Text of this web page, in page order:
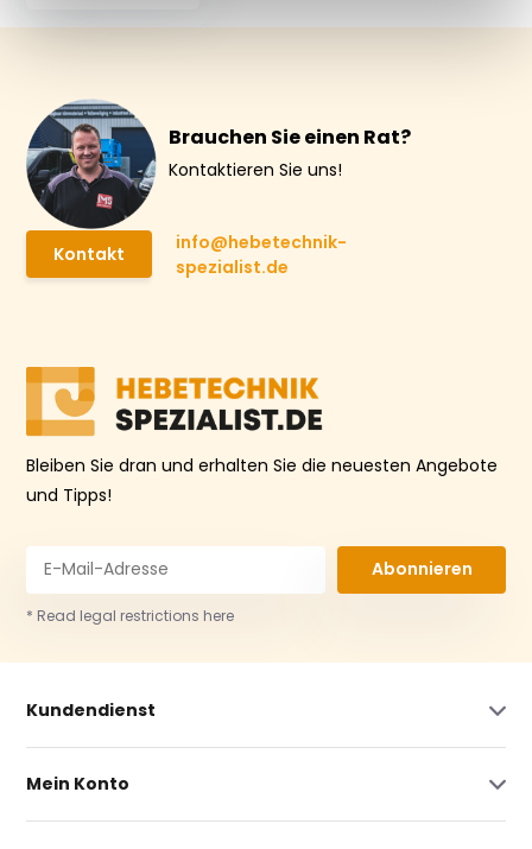
Brauchen Sie einen Rat?
Kontaktieren Sie uns!
Kontakt
info@hebetechnik-
spezialist.de
Bleiben Sie dran und erhalten Sie die neuesten Angebote
und Tipps!
Abonnieren
* Read legal restrictions here
Kundendienst
Mein Konto